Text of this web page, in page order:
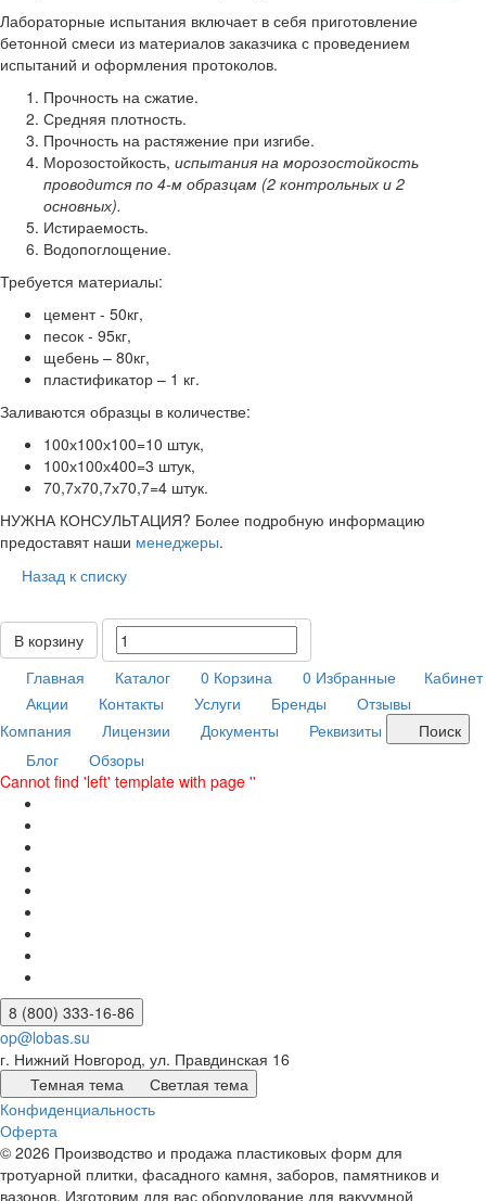
Лабораторные испытания включает в себя приготовление
бетонной смеси из материалов заказчика с проведением
испытаний и оформления протоколов.
Прочность на сжатие.
Средняя плотность.
Прочность на растяжение при изгибе.
Морозостойкость, испытания на морозостойкость
проводится по 4-м образцам (2 контрольных и 2
основных).
Истираемость.
Водопоглощение.
Требуется материалы:
цемент - 50кг,
песок - 95кг,
щебень – 80кг,
пластификатор – 1 кг.
Заливаются образцы в количестве:
100х100х100=10 штук,
100х100х400=3 штук,
70,7х70,7х70,7=4 штук.
НУЖНА КОНСУЛЬТАЦИЯ? Более подробную информацию
предоставят наши менеджеры.
Назад к списку
В корзину
Главная
Каталог 0 Корзина 0 Избранные
Кабинет
Акции
Контакты Услуги Бренды
Отзывы
Компания
Лицензии Документы Реквизиты
Поиск
Блог
Обзоры
Cannot find 'left' template with page ''
8 (800) 333-16-86
op@lobas.su
г. Нижний Новгород, ул. Правдинская 16
Темная тема
Светлая тема
Конфиденциальность
Оферта
© 2026 Производство и продажа пластиковых форм для
тротуарной плитки, фасадного камня, заборов, памятников и
вазонов. Изготовим для вас оборудование для вакуумной